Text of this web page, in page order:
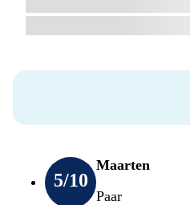
5/10
Maarten
Paar